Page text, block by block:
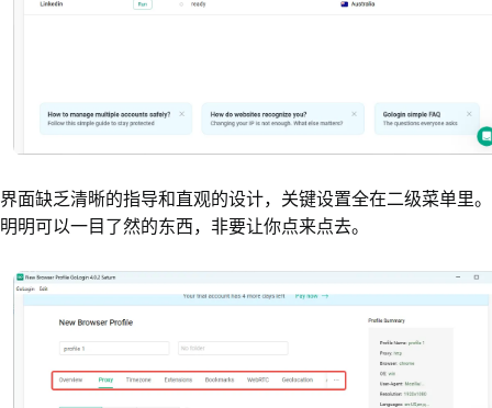
界面缺乏清晰的指导和直观的设计，关键设置全在二级菜单里。
明明可以一目了然的东西，非要让你点来点去。